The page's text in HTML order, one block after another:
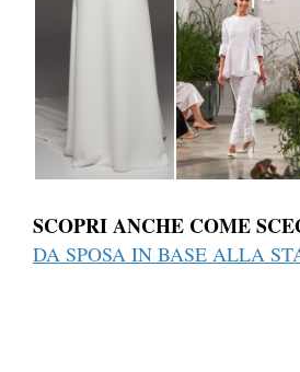
SCOPRI ANCHE COME
DA SPOSA IN BASE ALLA